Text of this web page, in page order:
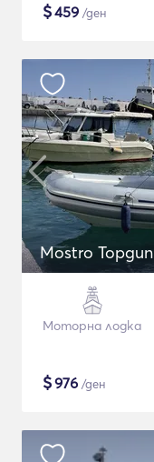
$459 /ден
Mostro Topgun
Моторна лодка
$976 /ден